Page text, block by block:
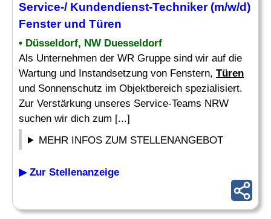
Service-/ Kundendienst-Techniker (m/w/d)
Fensterund Türen
• Düsseldorf, NW Duesseldorf
Als Unternehmen der WR Gruppe sind wir auf die
Wartung und Instandsetzung von Fenstern, Türen
und Sonnenschutz im Objektbereich spezialisiert.
Zur Verstärkung unseres Service-Teams NRW
suchen wir dich zum [...]
MEHR INFOS ZUM STELLENANGEBOT
▶ Zur Stellenanzeige